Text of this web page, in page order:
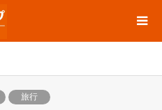
旅行